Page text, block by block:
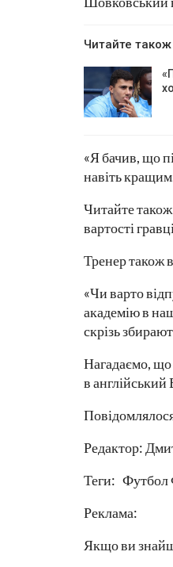
Читайте також
«Я бачив, що
навіть
Читайте
вартості
Тренер також
«Чи варто
академію в
скрізь
Нагадаємо, що
в
Редактор:
Теги: Футбол
Реклама:
Якщо ви